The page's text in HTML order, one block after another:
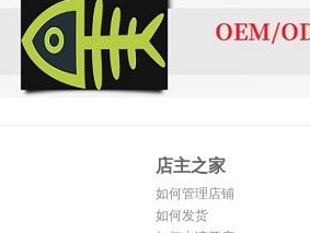
店主之家
如何管理店铺
如何发货